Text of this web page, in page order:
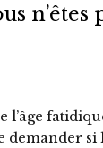
n’êtes
l’âge
demander si